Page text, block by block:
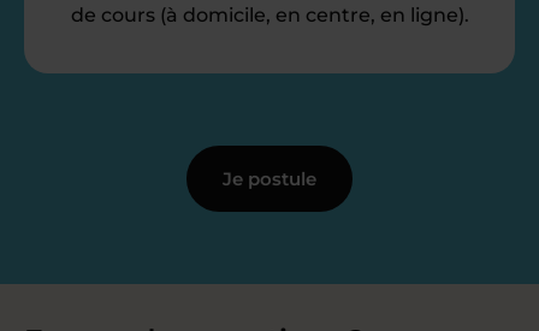
de cours (à domicile, en centre, en ligne).
Je postule